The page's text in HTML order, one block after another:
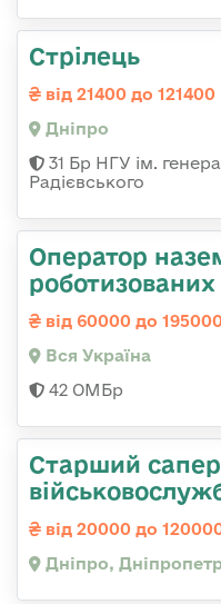
Стрілець
від 21400 до 121400
Дніпро
31 Бр НГУ ім.
Радієвського
Оператор
від 60000 до
Вся Україна
42 ОМБр
Старший
від 20000 до
Дніпро,